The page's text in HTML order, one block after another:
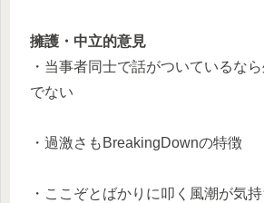
擁護・中立的意見
・当事者同士で話がついているな
でない
・過激さもBreakingDownの特徴
・ここぞとばかりに叩く風潮が気